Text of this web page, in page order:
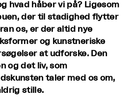
hvad håber vi på? Ligesom
der til stadighed flytter
os, er der altid nye
og kunstneriske
at udforske. Den
og det liv, som
taler med os om,
stille.